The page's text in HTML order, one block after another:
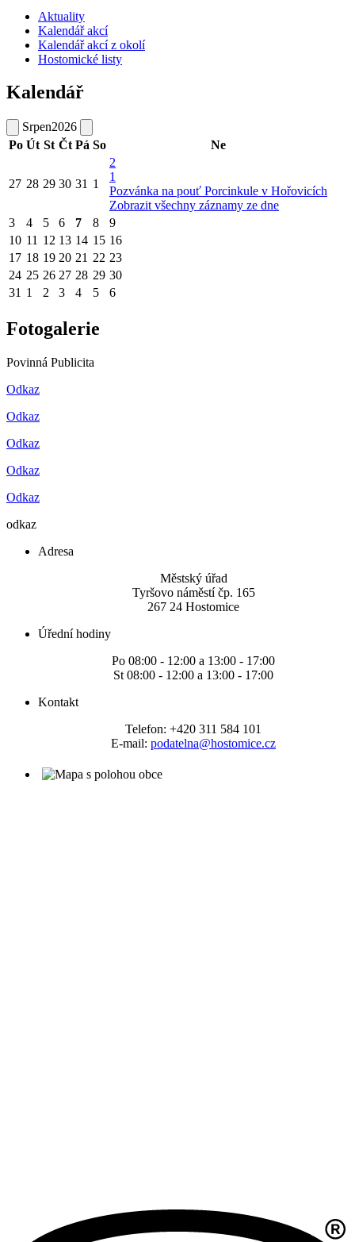
Aktuality
Kalendář akcí
Kalendář akcí z okolí
Hostomické listy
Kalendář
Srpen2026
Po Út St Čt Pá So Ne
27 28 29 30 31 1
2
1
Pozvánka na pouť Porcinkule v Hořovicích
Zobrazit všechny záznamy ze dne
3
4 5 6 7 8
9
10 11 12 13 14 15 16
17 18 19 20 21 22 23
24 25 26 27 28 29 30
31 1 2 3 4 5 6
Fotogalerie
Povinná Publicita
Odkaz
Odkaz
Odkaz
Odkaz
Odkaz
odkaz
Adresa
Městský úřad
Tyršovo náměstí čp. 165
267 24 Hostomice
Úřední hodiny
Po 08:00 - 12:00 a 13:00 - 17:00
St 08:00 - 12:00 a 13:00 - 17:00
Kontakt
Telefon: +420 311 584 101
E-mail: podatelna@hostomice.cz